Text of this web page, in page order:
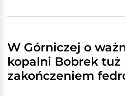
W Górniczej o
kopalni Bobrek tuż
zakończeniem